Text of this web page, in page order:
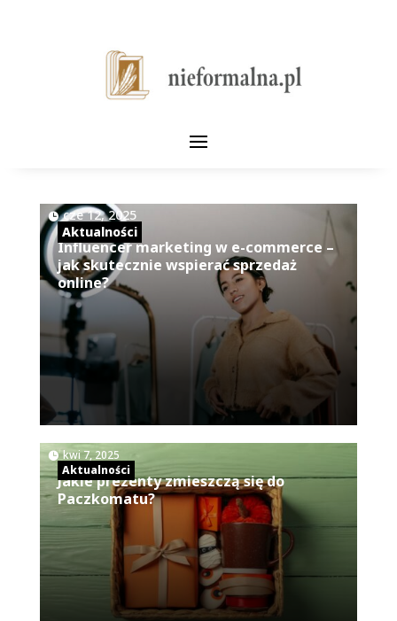
Influencer marketing w e-commerce –
jak skutecznie wspierać sprzedaż
online?
cze 12, 2025|
Aktualności
Jakie prezenty zmieszczą się do
Paczkomatu?
kwi 7, 2025
Aktualności